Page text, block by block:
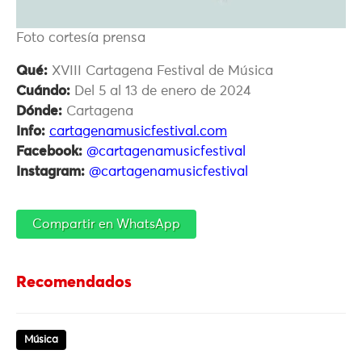
Foto cortesía prensa
Qué: XVIII Cartagena Festival de Música
Cuándo: Del 5 al 13 de enero de 2024
Dónde: Cartagena
Info: cartagenamusicfestival.com
Facebook: @cartagenamusicfestival
Instagram: @cartagenamusicfestival
Compartir en WhatsApp
Recomendados
Música